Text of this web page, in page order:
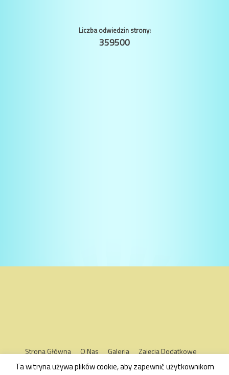
Liczba odwiedzin strony:
359500
Strona Główna O Nas Galeria
Zajęcia Dodatkowe
Kontakt
Oddziały
Ta witryna używa plików cookie, aby zapewnić użytkownikom